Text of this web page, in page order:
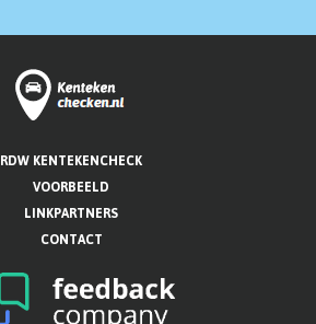
RDW KENTEKENCHECK
VOORBEELD
LINKPARTNERS
CONTACT